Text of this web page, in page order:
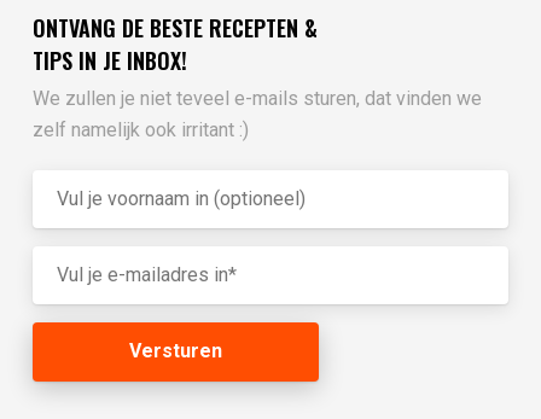
ONTVANG DE BESTE RECEPTEN &
TIPS IN JE INBOX!
We zullen je niet teveel e-mails sturen, dat vinden we
zelf namelijk ook irritant :)